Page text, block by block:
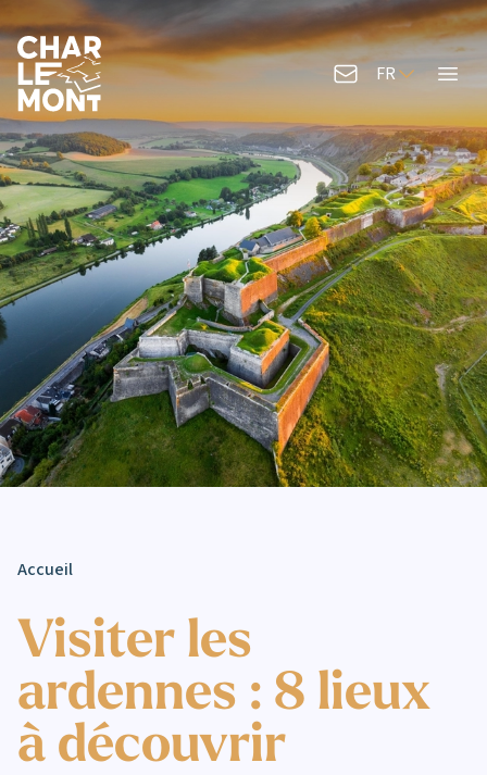
Logo de Charlemont
Contactez-nous
FR
Menu
Accueil
Visiter les
ardennes : 8 lieux
à découvrir